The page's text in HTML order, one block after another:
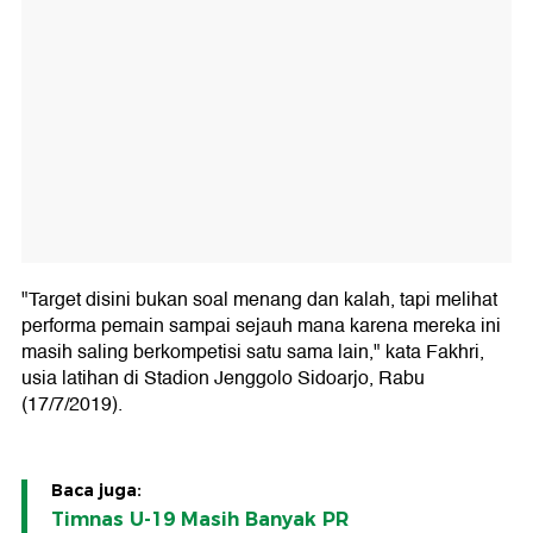
"Target disini bukan soal menang dan kalah, tapi melihat
performa pemain sampai sejauh mana karena mereka ini
masih saling berkompetisi satu sama lain," kata Fakhri,
usia latihan di Stadion Jenggolo Sidoarjo, Rabu
(17/7/2019).
Baca juga:
Timnas U-19 Masih Banyak PR